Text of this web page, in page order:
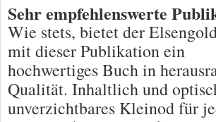
Sehr empfehlenswerte
Wie stets, bietet der
mit dieser Publikation ein
hochwertiges Buch in
Qualität. Inhaltlich und
unverzichtbares Kleinod für